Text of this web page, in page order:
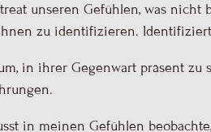
unseren Gefühlen, was nicht
zu identifizieren. Identifiziert
in ihrer Gegenwart präsent zu
in meinen Gefühlen